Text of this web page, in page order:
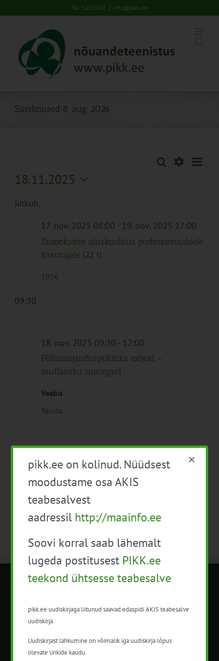
to
Tel: 5201078 | info@pikk.ee
Sündmused 8. aug. 2026
Sündmused
Navigation
Otsi Päev
18.11.2025
kuupäev.
Jätkub..
17. nov. 2025 08:00 - 19. nov. 2025 17:00
Taimekaitse aluskoolitus professionaalsele
kasutajale (22 t)
195€
09:30
18. nov. 2025 09:30 - 12:00
Põllumajanduspoliitika mõjud –
mullastiku uuringud
Veebis
Tasuta
Järgmine päev
Telli kalender
nõustamisteenuseid.
pikk.ee on kolinud. Nüüdsest
moodustame osa AKIS
teabesalvest
aadressil http://maainfo.ee
Soovi korral saab lähemalt
lugeda postitusest PIKK.ee
teekond ühtsesse teabesalve
pikk.ee uudiskirjaga liitunud saavad edaspidi AKIS teabesalve
uudiskirja.
Uudiskirjast lahkumine on võimalik iga uudiskirja lõpus
olevate linkide kaudu.